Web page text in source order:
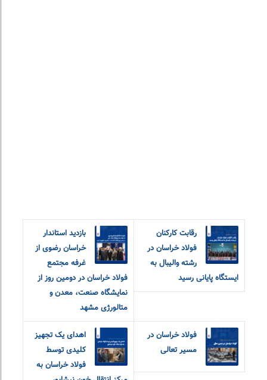
رقابت کارکنان
فولاد خراسان در
رشته والیبال به
ایستگاه پایانی رسید
بازدید استاندار
خراسان رضوی از
غرفه مجتمع
فولاد خراسان در دومین روز از
نمایشگاه صنعت، معدن و
متالورژی مشهد
فولاد خراسان در
مسیر تعالی
اهدای یک تجهیز
کلیدی توسط
فولاد خراسان به